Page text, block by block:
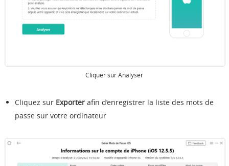
Cliquer sur Analyser
Cliquez sur Exporterafin d’enregistrer la liste des mots de
passe sur votre ordinateur